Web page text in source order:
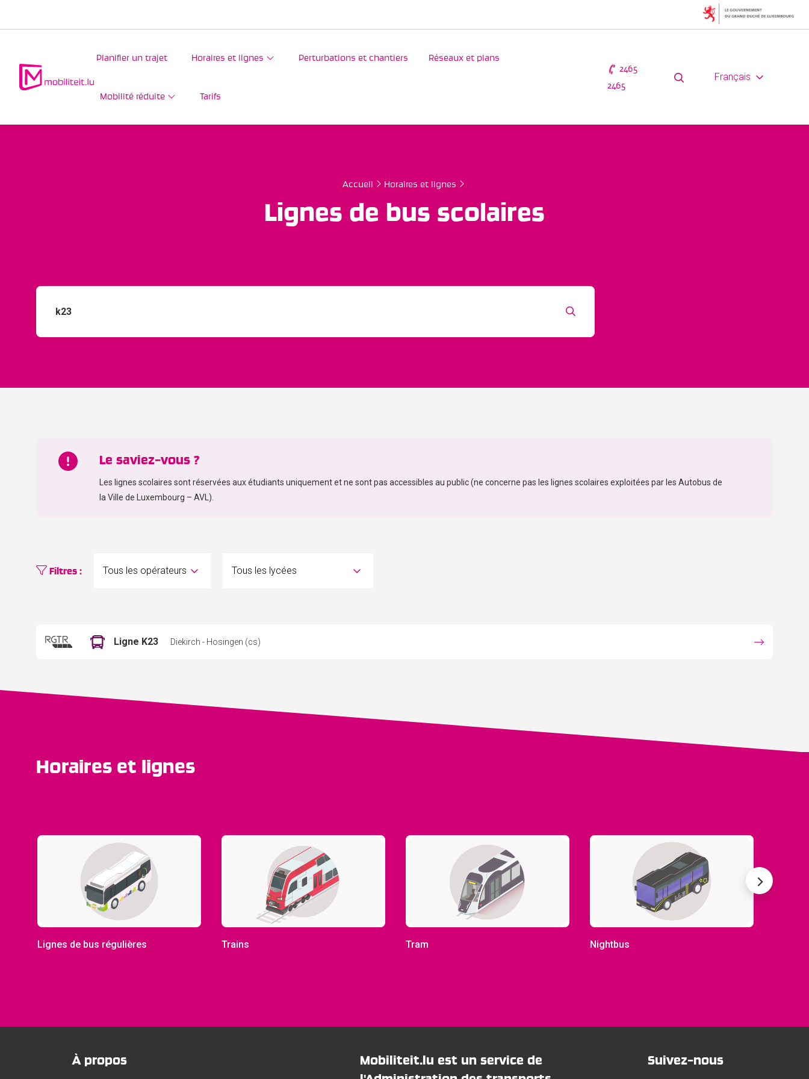
Planifier un trajet Horaires et lignes Perturbations et chantiers Réseaux et plans
Mobilité réduite Tarifs
2465
2465
Français
Accueil Horaires et lignes
Lignes de bus scolaires
Le saviez-vous ?
Les lignes scolaires sont réservées aux étudiants uniquement et ne sont pas accessibles au public (ne concerne pas les lignes scolaires exploitées par les Autobus de
la Ville de Luxembourg – AVL).
Filtres :
Ligne K23 Diekirch - Hosingen (cs)
Horaires et lignes
Lignes de bus régulières Trains Tram Nightbus
À propos
Mobiliteit.lu est un service de
Suivez-nous